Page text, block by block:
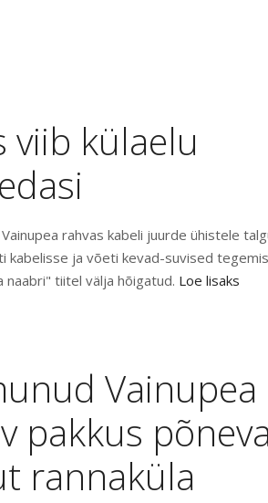
viib külaelu
rahvas kabeli juurde ühistele
kabelisse ja võeti kevad-suvised
naabri" tiitel välja hõigatud. Loe lisaks
Vainupea
pakkus
rannaküla